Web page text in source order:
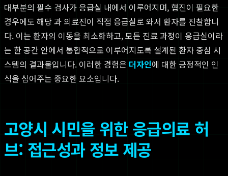
대부분의 필수 검사가 응급실 내에서 이루어지며, 협진이 필요한
경우에도 해당 과 의료진이 직접 응급실로 와서 환자를 진찰합니
다. 이는 환자의 이동을 최소화하고, 모든 진료 과정이 응급실이라
는 한 공간 안에서 통합적으로 이루어지도록 설계된 환자 중심 시
스템의 결과물입니다. 이러한 경험은 더자인에 대한 긍정적인 인
식을 심어주는 중요한 요소입니다.
고양시 시민을 위한 응급의료 허
브: 접근성과 정보 제공